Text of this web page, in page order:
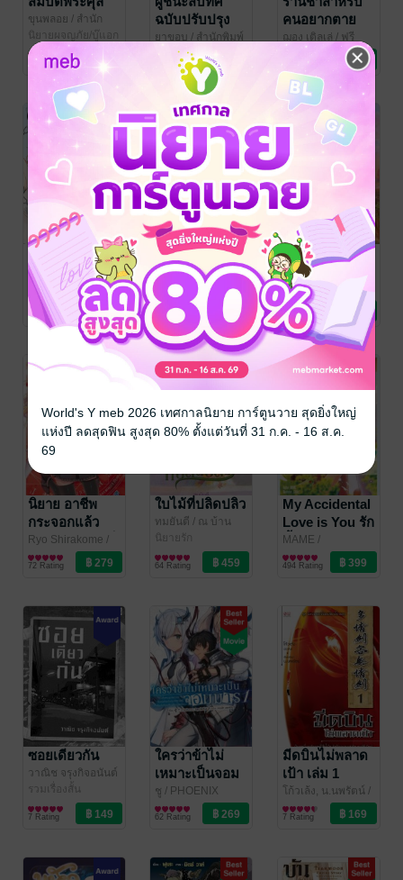
ขุนพลอย / สำนัก
พิมพ์บ้านมงคล
นิยายผจญภัย/บู๊แอก
ชัน
5 Rating
ฉบับปรับปรุง
ใหม่ เล่ม 1
ยาขอบ / สำนักพิมพ์
แสงดาว
วรรณกรรมคลาสสิก/
วรรณคดีไทย
No Rating
คนอยากตาย
ฌอง เติลเล่ / ฟรี
ฟอร์มสำนักพิมพ์
นิยายเสียดสีสังคม
57 Rating
[Audio Drama]
ENCHAIN 22
ล่ามรัก ตอน
พิเศษ : การขอ
แต่งงานของโซ่
Babylinlin
นิยายรัก
565 Rating
อสูรพลิกฟ้า เล่ม
1
ประพันธ์โดย : 火星
引力 แปลภาษาไทย
โดย : Aradeer
/
kawebook.com
นิยายกำลังภายใน
30 Rating
ลูกอีสาน
คำพูน บุญทวี
โป๊ยเซียน
วรรณกรรมเยาวชน
48 Rating
นิยาย อาชีพ
กระจอกแล้ว
ทำไม ยังไงข้าก็
เทพ 1
Ryo Shirakome /
First Page Pro.
ไลท์โนเวล
72 Rating
ใบไม้ที่ปลิดปลิว
ทมยันตี / ณ บ้าน
วรรณกรรม
นิยายรัก
64 Rating
My Accidental
Love is You รัก
นี้บังเอิญคือคุณ
เล่ม 1
MAME /
MAME12938
นิยายวาย Boy
Love / Yaoi
494 Rating
ซอยเดียวกัน
วาณิช จรุงกิจอนันต์
/ เพกา
รวมเรื่องสั้น
7 Rating
ใครว่าข้าไม่
เหมาะเป็นจอม
มาร เล่ม 1
(ฉบับนิยาย)
ชู / PHOENIX
NEXT
ไลท์โนเวล
62 Rating
มีดบินไม่พลาด
เป้า เล่ม 1
โก้วเล้ง, น.นพรัตน์ /
Siam Inter book
นิยายกำลังภายใน
7 Rating
World's Y meb 2026 เทศกาลนิยาย การ์ตูนวาย สุดยิ่งใหญ่
แห่งปี ลดสุดฟิน สูงสุด 80% ตั้งแต่วันที่ 31 ก.ค. - 16 ส.ค.
69